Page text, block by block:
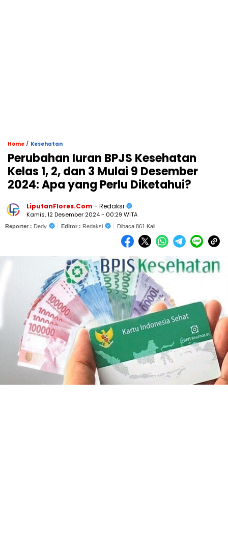
Home / Kesehatan
Perubahan Iuran BPJS Kesehatan
Kelas 1, 2, dan 3 Mulai 9 Desember
2024: Apa yang Perlu Diketahui?
LiputanFlores.Com - Redaksi
Kamis, 12 Desember 2024 - 00:29 WITA
Reporter : Dedy Editor : Redaksi Dibaca 861 Kali